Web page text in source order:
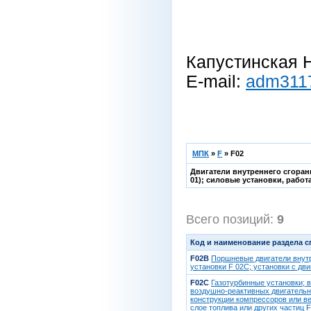
Капустинская
E-mail:
МПК » F » F02
Двигатели внутреннего
01); силовые установки,
Всего позиций: 9
Код и наименование раздела
F02B Поршневые двигатели
установки F 02C; установки с
F02C Газотурбинные установки;
воздушно-реактивных
конструкции компрессоров или
слое топлива или других частиц